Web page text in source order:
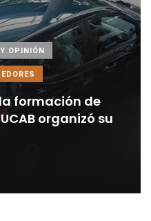
OPINIÓN
formación de
organizó su